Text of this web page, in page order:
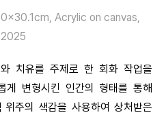
Acrylic on canvas,
2025
치유를 주제로 한 회화 작업을
게 변형시킨 인간의 형태를 통해
주의 색감을 사용하여 상처받은